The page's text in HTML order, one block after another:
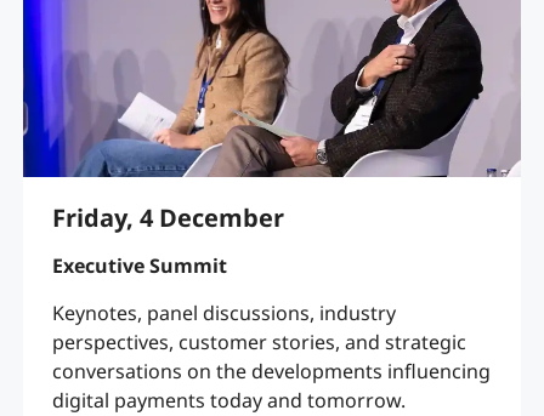
Friday, 4 December
Executive Summit
Keynotes, panel discussions, industry
perspectives, customer stories, and strategic
conversations on the developments influencing
digital payments today and tomorrow.